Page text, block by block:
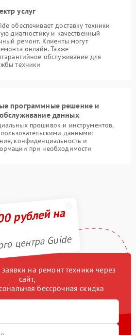
услуг
обеспечивает доставку техники
диагностику и качественный
ремонт. Клиенты могут
онлайн. Также
обслуживание для
техники
программные решение и
данных
прошивок и инструментов,
данными:
конфиденциальность и
при необходимости
рублей на
центра Guide
на ремонт техники через
сайт,
бессрочная скидка